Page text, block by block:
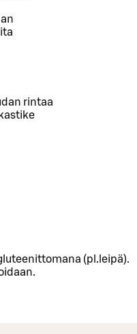
rintaa
(pl.leipä).